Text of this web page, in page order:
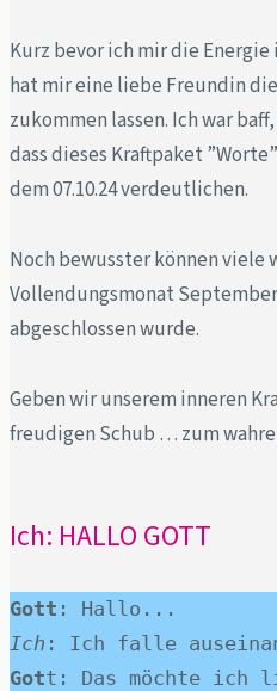
Kurz bevor ich mir die
hat mir eine liebe Freundin
zukommen lassen. Ich war
dass dieses Kraftpaket
dem 07.10.24 verdeutlichen.
Noch bewusster können viele
Vollendungsmonat
abgeschlossen wurde.
Geben wir unserem inneren
freudigen Schub … zum
Ich: HALLO GOTT
Gott : Hallo...
Ich : Ich falle
Gott: Das möchte ich